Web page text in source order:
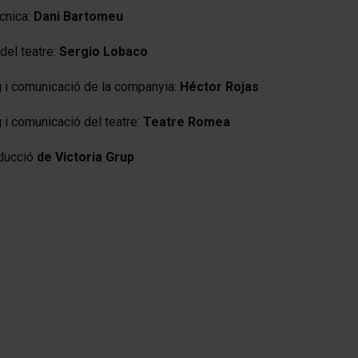
Dani Bartomeu
teatre: Sergio Lobaco
i comunicació de la companyia: Héctor Rojas
i comunicació del teatre: Teatre Romea
de Victoria Grup